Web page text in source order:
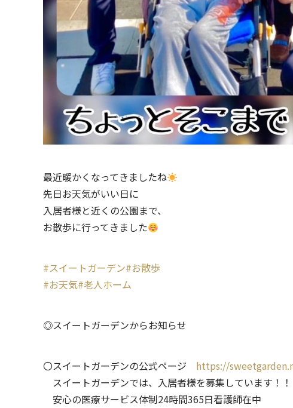
最近暖かくなってきましたね
先日お天気がいい日に
入居者様と近くの公園まで、
お散歩に行ってきました
#スイートガーデン#お散歩
#お天気#老人ホーム
◎スイートガーデンからお知らせ
〇スイートガーデンの公式ページ https://
スイートガーデンでは、入居者様を募集しています！！
安心の医療サービス体制24時間365日看護師在中